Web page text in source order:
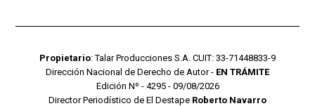
Propietario: Talar Producciones S.A. CUIT: 33-71448833-9
Dirección Nacional de Derecho de Autor - EN TRÁMITE
Edición Nº - 4295 - 09/08/2026
Director Periodístico de El Destape Roberto Navarro